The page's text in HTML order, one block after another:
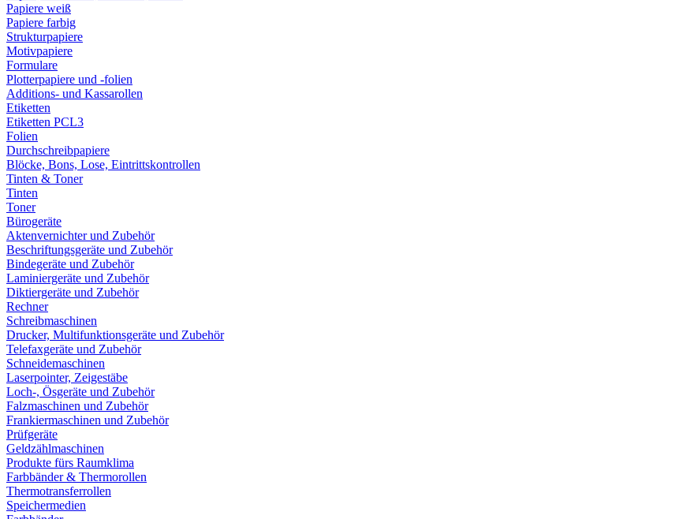
Papiere weiß
Papiere farbig
Strukturpapiere
Motivpapiere
Formulare
Plotterpapiere und -folien
Additions- und Kassarollen
Etiketten
Etiketten PCL3
Folien
Durchschreibpapiere
Blöcke, Bons, Lose, Eintrittskontrollen
Tinten & Toner
Tinten
Toner
Bürogeräte
Aktenvernichter und Zubehör
Beschriftungsgeräte und Zubehör
Bindegeräte und Zubehör
Laminiergeräte und Zubehör
Diktiergeräte und Zubehör
Rechner
Schreibmaschinen
Drucker, Multifunktionsgeräte und Zubehör
Telefaxgeräte und Zubehör
Schneidemaschinen
Laserpointer, Zeigestäbe
Loch-, Ösgeräte und Zubehör
Falzmaschinen und Zubehör
Frankiermaschinen und Zubehör
Prüfgeräte
Geldzählmaschinen
Produkte fürs Raumklima
Farbbänder & Thermorollen
Thermotransferrollen
Speichermedien